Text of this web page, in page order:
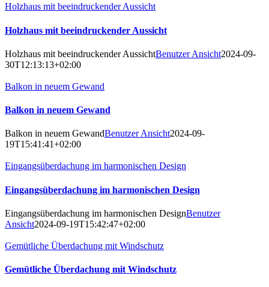
Holzhaus mit beeindruckender Aussicht
Holzhaus mit beeindruckender Aussicht
Holzhaus mit beeindruckender AussichtBenutzer Ansicht2024-09-
30T12:13:13+02:00
Balkon in neuem Gewand
Balkon in neuem Gewand
Balkon in neuem GewandBenutzer Ansicht2024-09-
19T15:41:41+02:00
Eingangsüberdachung im harmonischen Design
Eingangsüberdachung im harmonischen Design
Eingangsüberdachung im harmonischen DesignBenutzer
Ansicht2024-09-19T15:42:47+02:00
Gemütliche Überdachung mit Windschutz
Gemütliche Überdachung mit Windschutz